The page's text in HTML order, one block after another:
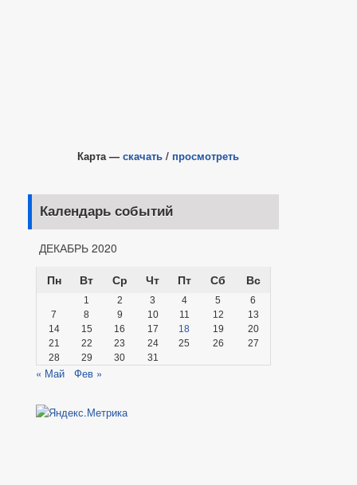
Карта — скачать / просмотреть
Календарь событий
ДЕКАБРЬ 2020
Пн
Вт Ср Чт Пт Сб Вс
1 2 3 4 5
6
7
8 9 10 11 12
13
14
15 16 17 18 19
20
21
22 23 24 25 26
27
28
29 30 31
« Май Фев »